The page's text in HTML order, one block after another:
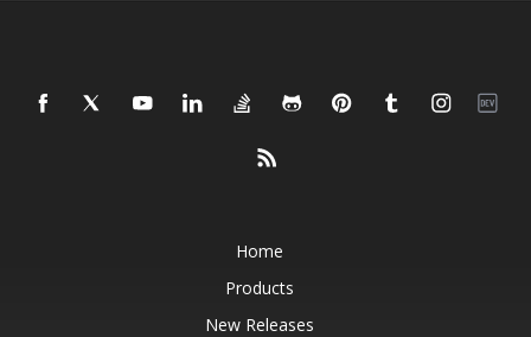
Home
Products
New Releases